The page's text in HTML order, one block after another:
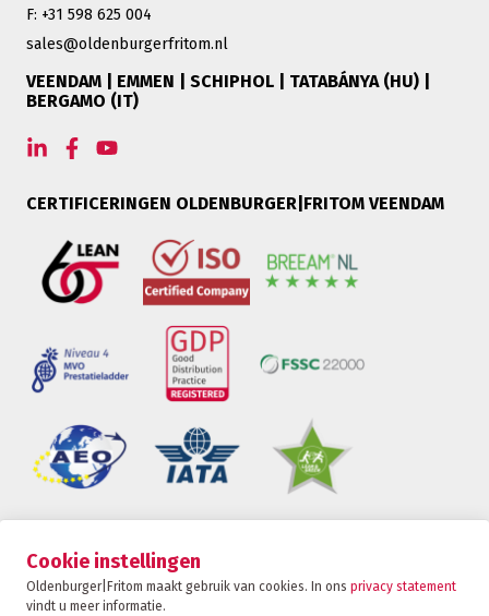
Cookie instellingen
Oldenburger|Fritom maakt gebruik van cookies. In onsprivacy statement
vindt u meer informatie.
F: +31 598 625 004
sales@oldenburgerfritom.nl
VEENDAM | EMMEN | SCHIPHOL | TATABÁNYA (HU) |
BERGAMO (IT)
CERTIFICERINGEN OLDENBURGER|FRITOM VEENDAM
Oldenburger|Fritom is onderdeel van de Fritom
Group